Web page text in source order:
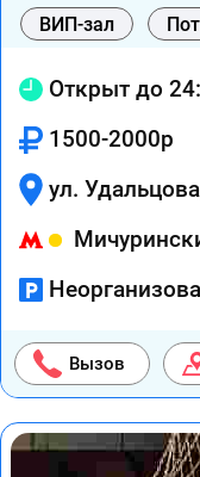
ВИП-зал
Открыт до
1500-2000р
ул.
Вызов